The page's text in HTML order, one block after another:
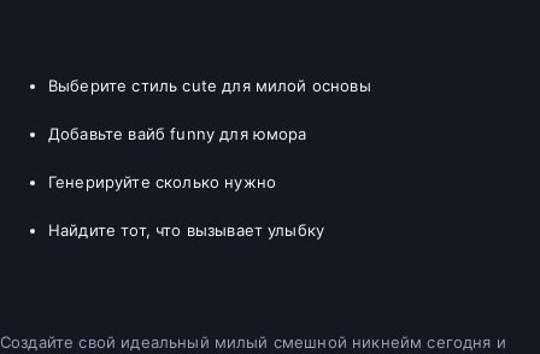
Выберите стиль cute для милой основы
Добавьте вайб funny для юмора
Генерируйте сколько нужно
Найдите тот, что вызывает улыбку
Создайте свой идеальный милый смешной никнейм сегодня и